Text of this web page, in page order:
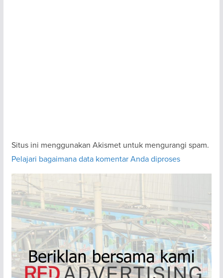
Situs ini menggunakan Akismet untuk mengurangi spam.
Pelajari bagaimana data komentar Anda diproses